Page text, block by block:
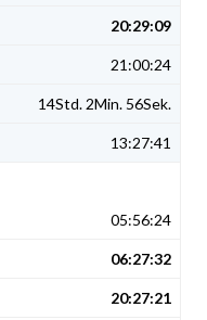
20:29:09
21:00:24
14Std. 2Min. 56Sek.
13:27:41
05:56:24
06:27:32
20:27:21